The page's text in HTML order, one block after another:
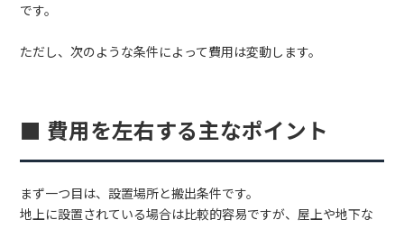
です。
ただし、次のような条件によって費用は変動します。
■ 費用を左右する主なポイント
まず一つ目は、設置場所と搬出条件です。
地上に設置されている場合は比較的容易ですが、屋上や地下な